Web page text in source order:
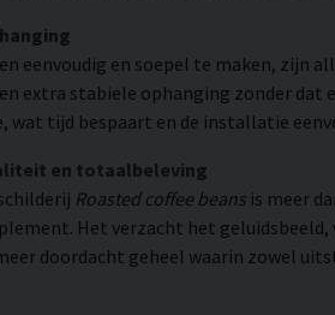
eenvoudig en soepel te maken, zijn
extra stabiele ophanging zonder dat
wat tijd bespaart en de installatie
en totaalbeleving
Roasted coffee beans is meer
Het verzacht het
doordacht geheel waarin zowel